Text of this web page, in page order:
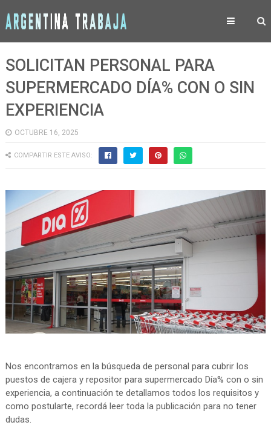
SOLICITAN PERSONAL PARA
SUPERMERCADO DÍA% CON O SIN
EXPERIENCIA
OCTUBRE 16, 2025
COMPARTIR ESTE AVISO:
Nos encontramos en la búsqueda de personal para cubrir los
puestos de cajera y repositor para supermercado Día% con o sin
experiencia, a continuación te detallamos todos los requisitos y
como postularte, recordá leer toda la publicación para no tener
dudas.